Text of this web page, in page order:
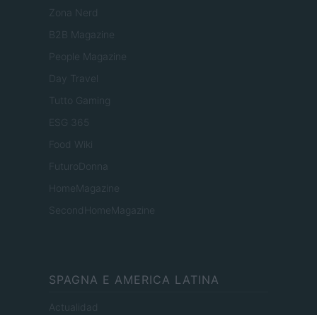
Zona Nerd
B2B Magazine
People Magazine
Day Travel
Tutto Gaming
ESG 365
Food Wiki
FuturoDonna
HomeMagazine
SecondHomeMagazine
SPAGNA E AMERICA LATINA
Actualidad